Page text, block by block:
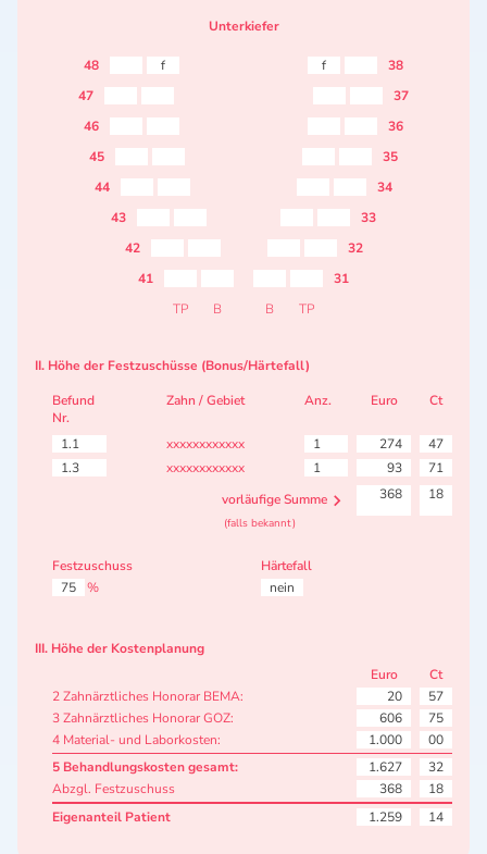
Unterkiefer
48 f f
38
47
37
46
36
45
35
44
34
43
33
42
32
41
31
TP
B B TP
II. Höhe der Festzuschüsse (Bonus/Härtefall)
Befund
Nr.
Zahn / Gebiet Anz. Euro Ct
1.1 xxxxxxxxxxxx 1 274
47
1.3
xxxxxxxxxxxx 1 93
71
vorläufige Summe
368 18
(falls bekannt)
Festzuschuss
75
%
Härtefall
nein
III. Höhe der Kostenplanung
Euro
Ct
2 Zahnärztliches Honorar BEMA:
20
57
3 Zahnärztliches Honorar GOZ:
606
75
4 Material- und Laborkosten:
1.000
00
5 Behandlungskosten gesamt:
1.627
32
Abzgl. Festzuschuss
368
18
Eigenanteil Patient
1.259 14